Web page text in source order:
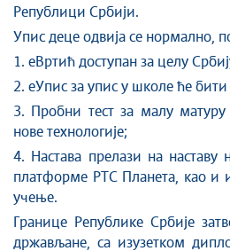
Републици Србији.
Упис деце одвија се нормално,
1. еВртић доступан за целу
2. еУпис за упис у школе ће
3. Пробни тест за малу
нове технологије;
4. Настава прелази на наставу
платформе РТС Планета, као и
учење.
Границе Републике Србије
држављане, са изузетком